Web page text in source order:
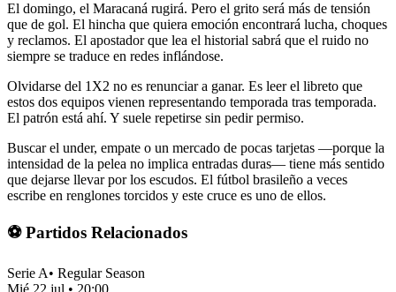
El domingo, el Maracaná rugirá. Pero el grito será más de tensión
que de gol. El hincha que quiera emoción encontrará lucha, choques
y reclamos. El apostador que lea el historial sabrá que el ruido no
siempre se traduce en redes inflándose.
Olvidarse del 1X2 no es renunciar a ganar. Es leer el libreto que
estos dos equipos vienen representando temporada tras temporada.
El patrón está ahí. Y suele repetirse sin pedir permiso.
Buscar el under, empate o un mercado de pocas tarjetas —porque la
intensidad de la pelea no implica entradas duras— tiene más sentido
que dejarse llevar por los escudos. El fútbol brasileño a veces
escribe en renglones torcidos y este cruce es uno de ellos.
⚽ Partidos Relacionados
Serie A• Regular Season
Mié 22 jul • 20:00